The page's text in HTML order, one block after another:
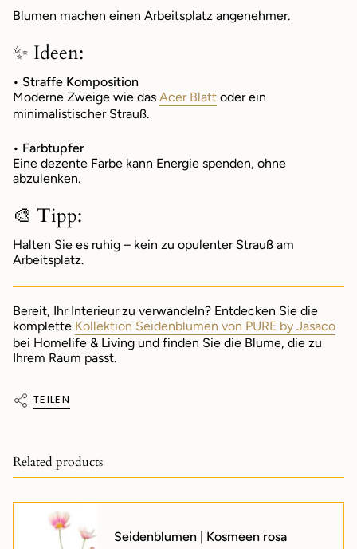
Blumen machen einen Arbeitsplatz angenehmer.
✨ Ideen:
• Straffe Komposition
Moderne Zweige wie das Acer Blatt oder ein
minimalistischer Strauß.
• Farbtupfer
Eine dezente Farbe kann Energie spenden, ohne
abzulenken.
🎨 Tipp:
Halten Sie es ruhig – kein zu opulenter Strauß am
Arbeitsplatz.
Bereit, Ihr Interieur zu verwandeln? Entdecken Sie die
komplette Kollektion Seidenblumen von PURE by Jasaco
bei Homelife & Living und finden Sie die Blume, die zu
Ihrem Raum passt.
TEILEN
Related products
Seidenblumen | Kosmeen rosa